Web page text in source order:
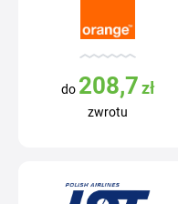
do 208,7zł
zwrotu